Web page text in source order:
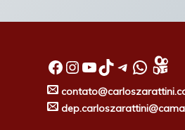
Facebook InstagramYoutube TikTok Telegram WhatsApp